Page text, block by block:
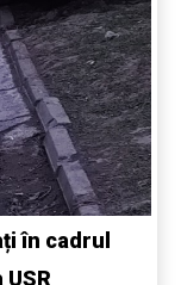
în cadrul